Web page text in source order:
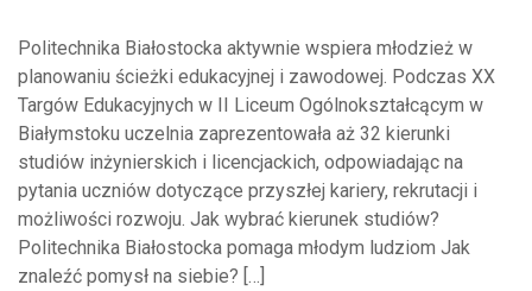
Politechnika Białostocka aktywnie wspiera młodzież w
planowaniu ścieżki edukacyjnej i zawodowej. Podczas XX
Targów Edukacyjnych w II Liceum Ogólnokształcącym w
Białymstoku uczelnia zaprezentowała aż 32 kierunki
studiów inżynierskich i licencjackich, odpowiadając na
pytania uczniów dotyczące przyszłej kariery, rekrutacji i
możliwości rozwoju. Jak wybrać kierunek studiów?
Politechnika Białostocka pomaga młodym ludziom Jak
znaleźć pomysł na siebie? […]